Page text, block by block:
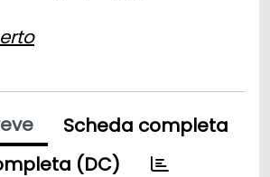
Scheda completa
(DC)